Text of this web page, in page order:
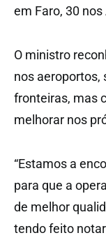
em Faro, 30
O ministro
nos aeroportos,
fronteiras, mas
melhorar nos
“Estamos a
para que a
de melhor
tendo feito